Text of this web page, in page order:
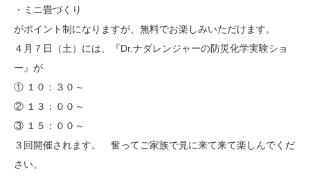
・ミニ畳づくり
がポイント制になりますが、無料でお楽しみいただけます。
４月７日（土）には、『Dr.ナダレンジャーの防災化学実験ショ
ー』が
① １０：３０～
② １３：００～
③ １５：００～
３回開催されます。 奮ってご家族で見に来て来て楽しんでくだ
さい。